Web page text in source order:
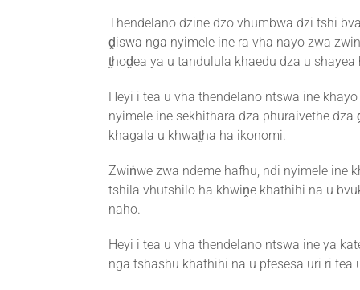
Thendelano dzine dzo vhumbwa dzi tshi
ḓiswa nga nyimele ine ra vha nayo zwa
ṱhoḓea ya u tandulula khaedu dza u
Heyi i tea u vha thendelano ntswa ine
nyimele ine sekhithara dza phuraivethe
khagala u khwaṱha ha ikonomi.
Zwiṅwe zwa ndeme hafhu, ndi nyimele ine
tshila vhutshilo ha khwiṋe khathihi na u
naho.
Heyi i tea u vha thendelano ntswa ine ya
nga tshashu khathihi na u pfesesa uri ri tea